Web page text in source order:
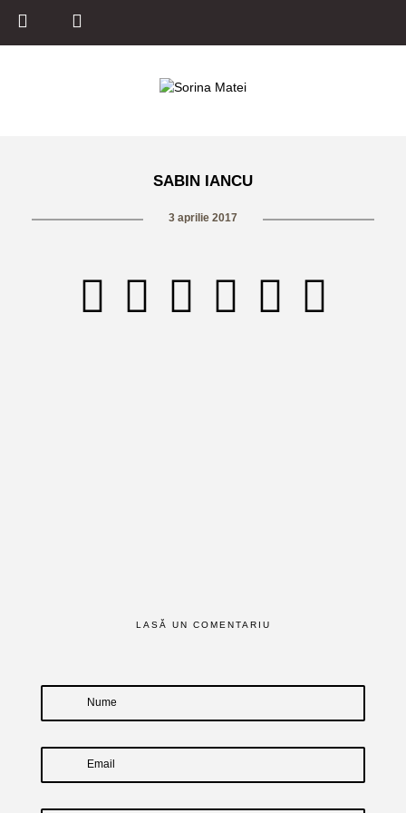
SABIN IANCU
3 aprilie 2017
LASĂ UN COMENTARIU
Nume
Email